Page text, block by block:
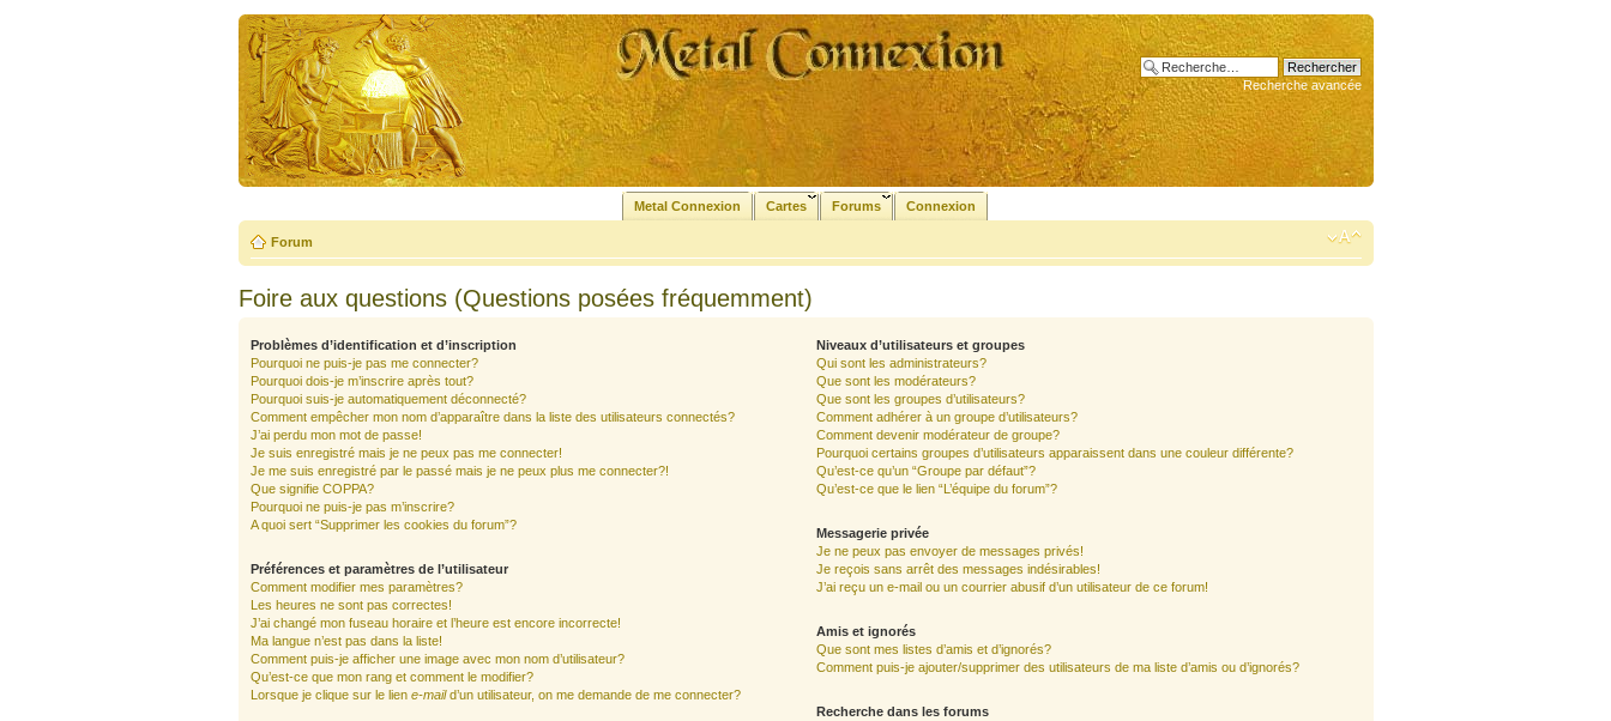
Recherche avancée
Metal Connexion Cartes Forums Connexion
Forum
Foire aux questions (Questions posées fréquemment)
Problèmes d’identification et d’inscription
Pourquoi ne puis-je pas me connecter?
Pourquoi dois-je m’inscrire après tout?
Pourquoi suis-je automatiquement déconnecté?
Comment empêcher mon nom d’apparaître dans la liste des utilisateurs connectés?
J’ai perdu mon mot de passe!
Je suis enregistré mais je ne peux pas me connecter!
Je me suis enregistré par le passé mais je ne peux plus me connecter?!
Que signifie COPPA?
Pourquoi ne puis-je pas m’inscrire?
A quoi sert “Supprimer les cookies du forum”?
Préférences et paramètres de l’utilisateur
Comment modifier mes paramètres?
Les heures ne sont pas correctes!
J’ai changé mon fuseau horaire et l’heure est encore incorrecte!
Ma langue n’est pas dans la liste!
Comment puis-je afficher une image avec mon nom d’utilisateur?
Qu’est-ce que mon rang et comment le modifier?
Lorsque je clique sur le lien e-maild’un utilisateur, on me demande de me connecter?
Niveaux d’utilisateurs et groupes
Qui sont les administrateurs?
Que sont les modérateurs?
Que sont les groupes d’utilisateurs?
Comment adhérer à un groupe d’utilisateurs?
Comment devenir modérateur de groupe?
Pourquoi certains groupes d’utilisateurs apparaissent dans une couleur différente?
Qu’est-ce qu’un “Groupe par défaut”?
Qu’est-ce que le lien “L’équipe du forum”?
Messagerie privée
Je ne peux pas envoyer de messages privés!
Je reçois sans arrêt des messages indésirables!
J’ai reçu un e-mail ou un courrier abusif d’un utilisateur de ce forum!
Amis et ignorés
Que sont mes listes d’amis et d’ignorés?
Comment puis-je ajouter/supprimer des utilisateurs de ma liste d’amis ou d’ignorés?
Recherche dans les forums